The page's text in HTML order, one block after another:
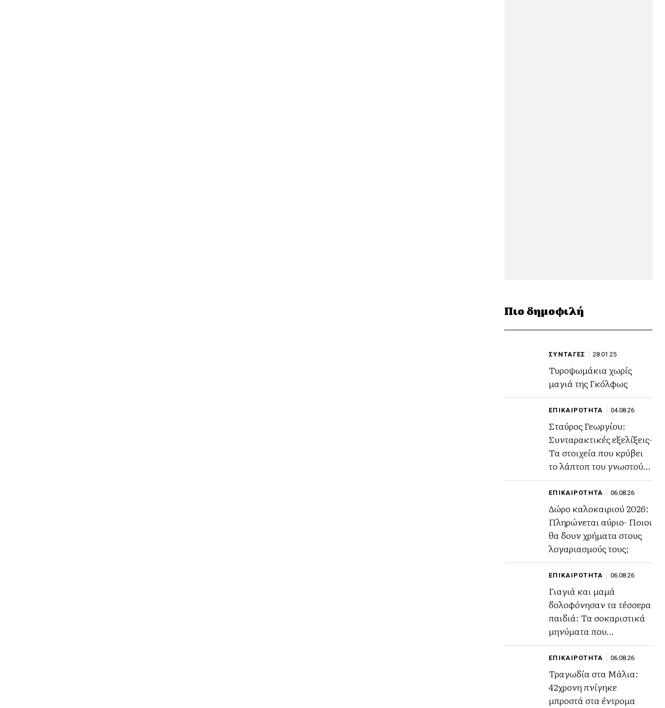
Πιο δημοφιλή
ΣΥΝΤΑΓΕΣ 28.01.25
Τυροψωμάκια χωρίς
μαγιά της Γκόλφως
ΕΠΙΚΑΙΡΟΤΗΤΑ 04.08.26
Σταύρος Γεωργίου:
Συνταρακτικές εξελίξεις-
Τα στοιχεία που κρύβει
το λάπτοπ του γνωστού
ποινικολόγου
ΕΠΙΚΑΙΡΟΤΗΤΑ 06.08.26
Δώρο καλοκαιριού 2026:
Πληρώνεται αύριο- Ποιοι
θα δουν χρήματα στους
λογαριασμούς τους;
ΕΠΙΚΑΙΡΟΤΗΤΑ 06.08.26
Γιαγιά και μαμά
δολοφόνησαν τα τέσσερα
παιδιά: Τα σοκαριστικά
μηνύματα που
αποκάλυψαν το σχέδιο
τους.
ΕΠΙΚΑΙΡΟΤΗΤΑ 06.08.26
Τραγωδία στα Μάλια:
42χρονη πνίγηκε
μπροστά στα έντρομα